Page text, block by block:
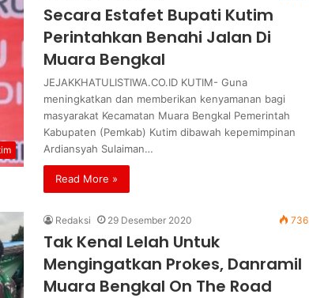
Secara Estafet Bupati Kutim
Perintahkan Benahi Jalan Di
Muara Bengkal
JEJAKKHATULISTIWA.CO.ID KUTIM- Guna
meningkatkan dan memberikan kenyamanan bagi
masyarakat Kecamatan Muara Bengkal Pemerintah
Kabupaten (Pemkab) Kutim dibawah kepemimpinan
Ardiansyah Sulaiman…
Read More »
Redaksi 29 Desember 2020 736
Tak Kenal Lelah Untuk
Mengingatkan Prokes, Danramil
Muara Bengkal On The Road